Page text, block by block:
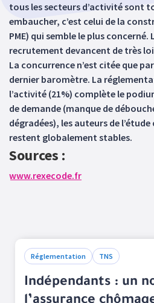
tous les secteurs d’activité sont
embaucher, c’est celui de la
PME) qui semble le plus concerné.
recrutement devancent de très
La concurrence n’est citée que par
dernier baromètre. La
l’activité (21%) complète le
de demande (manque de
dégradées), les auteurs de
restent globalement stables.
Sources :
www.rexecode.fr
Réglementation TNS
Indépendants : un